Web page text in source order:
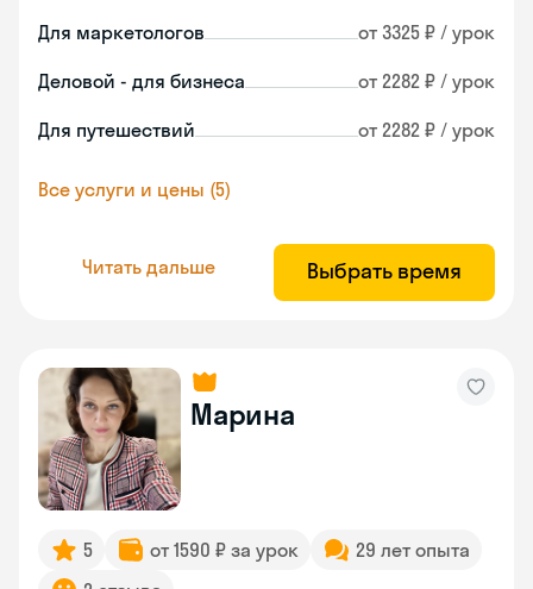
Для маркетологов от 3325 ₽ / урок
Деловой - для бизнеса от 2282 ₽ / урок
Для путешествий от 2282 ₽ / урок
Все услуги и цены (5)
Читать дальше Выбрать время
Марина
5 от 1590 ₽ за урок
29 лет опыта